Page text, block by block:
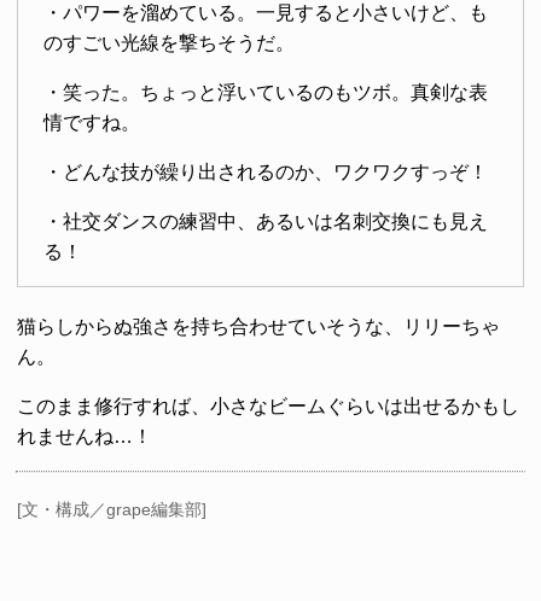
・パワーを溜めている。一見すると小さいけど、も
のすごい光線を撃ちそうだ。
・笑った。ちょっと浮いているのもツボ。真剣な表
情ですね。
・どんな技が繰り出されるのか、ワクワクすっぞ！
・社交ダンスの練習中、あるいは名刺交換にも見え
る！
猫らしからぬ強さを持ち合わせていそうな、リリーちゃ
ん。
このまま修行すれば、小さなビームぐらいは出せるかもし
れませんね…！
[文・構成／grape編集部]